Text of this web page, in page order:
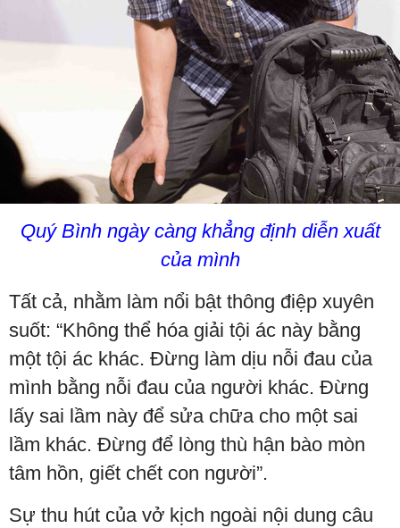
Quý Bình ngày càng khẳng định diễn xuất
của mình
Tất cả, nhằm làm nổi bật thông điệp xuyên
suốt: “Không thể hóa giải tội ác này bằng
một tội ác khác. Đừng làm dịu nỗi đau của
mình bằng nỗi đau của người khác. Đừng
lấy sai lầm này để sửa chữa cho một sai
lầm khác. Đừng để lòng thù hận bào mòn
tâm hồn, giết chết con người”.
Sự thu hút của vở kịch ngoài nội dung câu